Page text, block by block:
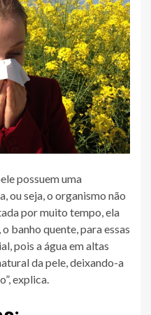
possuem uma
ou seja, o organismo não
por muito tempo, ela
banho quente, para essas
pois a água em altas
da pele, deixando-a
explica.